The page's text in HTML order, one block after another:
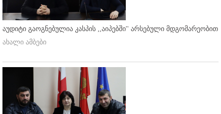
აუდიტი გაოგნებულია კასპის ,,აიპებში'' არსებული მდგომარეობით
ახალი ამბები